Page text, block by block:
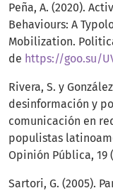
Peña, A. (2020).
Behaviours: A
Mobilization.
de https://goo.su/
Rivera, S. y
desinformación y
comunicación en
populistas
Opinión Pública, 19
Sartori, G. (2005).